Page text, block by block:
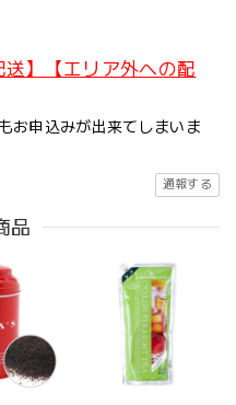
】【エリア外への配
お申込みが出来てしまいま
通報する
品